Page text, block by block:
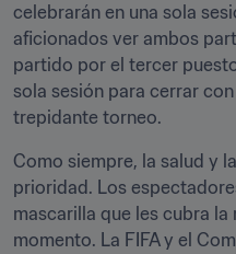
celebrarán en una sola
aficionados ver ambos
partido por el tercer
sola sesión para cerrar
trepidante torneo.
Como siempre, la salud y
prioridad. Los
mascarilla que les cubra
momento. La FIFA y el